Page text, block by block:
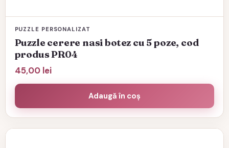
PUZZLE PERSONALIZAT
Puzzle cerere nasi botez cu 5 poze, cod
produs PR04
45,00 lei
Adaugă în coș